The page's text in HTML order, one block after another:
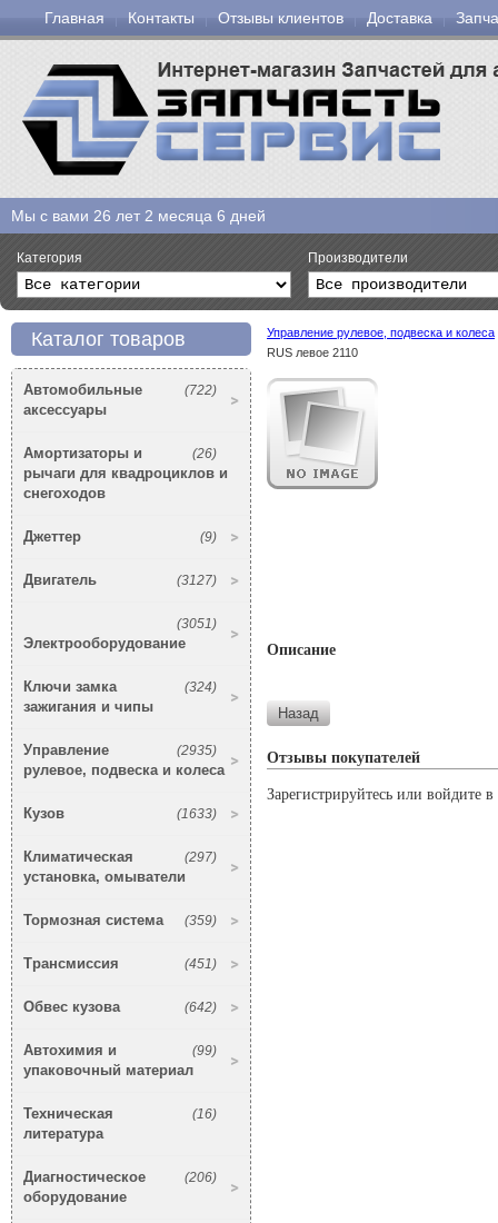
Главная Контакты Отзывы клиентов Доставка
Мы с вами 26 лет 2 месяца 6 дней
Категория Производители
Каталог товаров
(722)
Автомобильные
аксессуары
(26)
Амортизаторы и
рычаги для квадроциклов и
снегоходов
(9)
Джеттер
(3127)
Двигатель
(3051)
Электрооборудование
(324)
Ключи замка
зажигания и чипы
(2935)
Управление
рулевое, подвеска и колеса
(1633)
Кузов
(297)
Климатическая
установка, омыватели
(359)
Тормозная система
(451)
Трансмиссия
(642)
Обвес кузова
(99)
Автохимия и
упаковочный материал
(16)
Техническая
литература
(206)
Диагностическое
оборудование
Управление рулевое, подвеска и колеса
RUS левое 2110
Описание
Отзывы покупателей
Зарегистрируйтесь или войдите